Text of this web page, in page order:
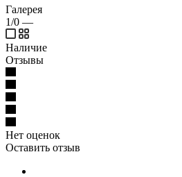
Галерея
1/0 —
Наличие
Отзывы
Нет оценок
Оставить отзыв